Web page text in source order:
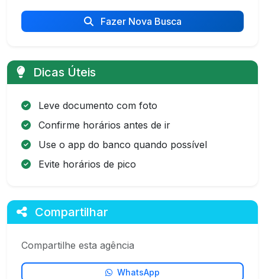
Fazer Nova Busca
Dicas Úteis
Leve documento com foto
Confirme horários antes de ir
Use o app do banco quando possível
Evite horários de pico
Compartilhar
Compartilhe esta agência
WhatsApp